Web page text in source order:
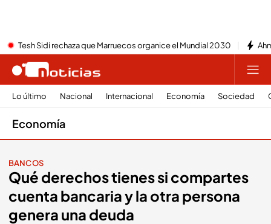
Tesh Sidi rechaza que Marruecos organice el Mundial 2030
Lo último Nacional Internacional Economía Sociedad
Economía
BANCOS
Qué derechos tienes si compartes
cuenta bancaria y la otra persona
genera una deuda